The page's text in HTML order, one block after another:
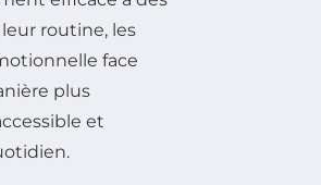
routine, les
face
plus
et